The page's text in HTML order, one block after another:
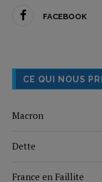
FACEBOOK
CE QUI NOUS
Macron
Dette
France en Faillite